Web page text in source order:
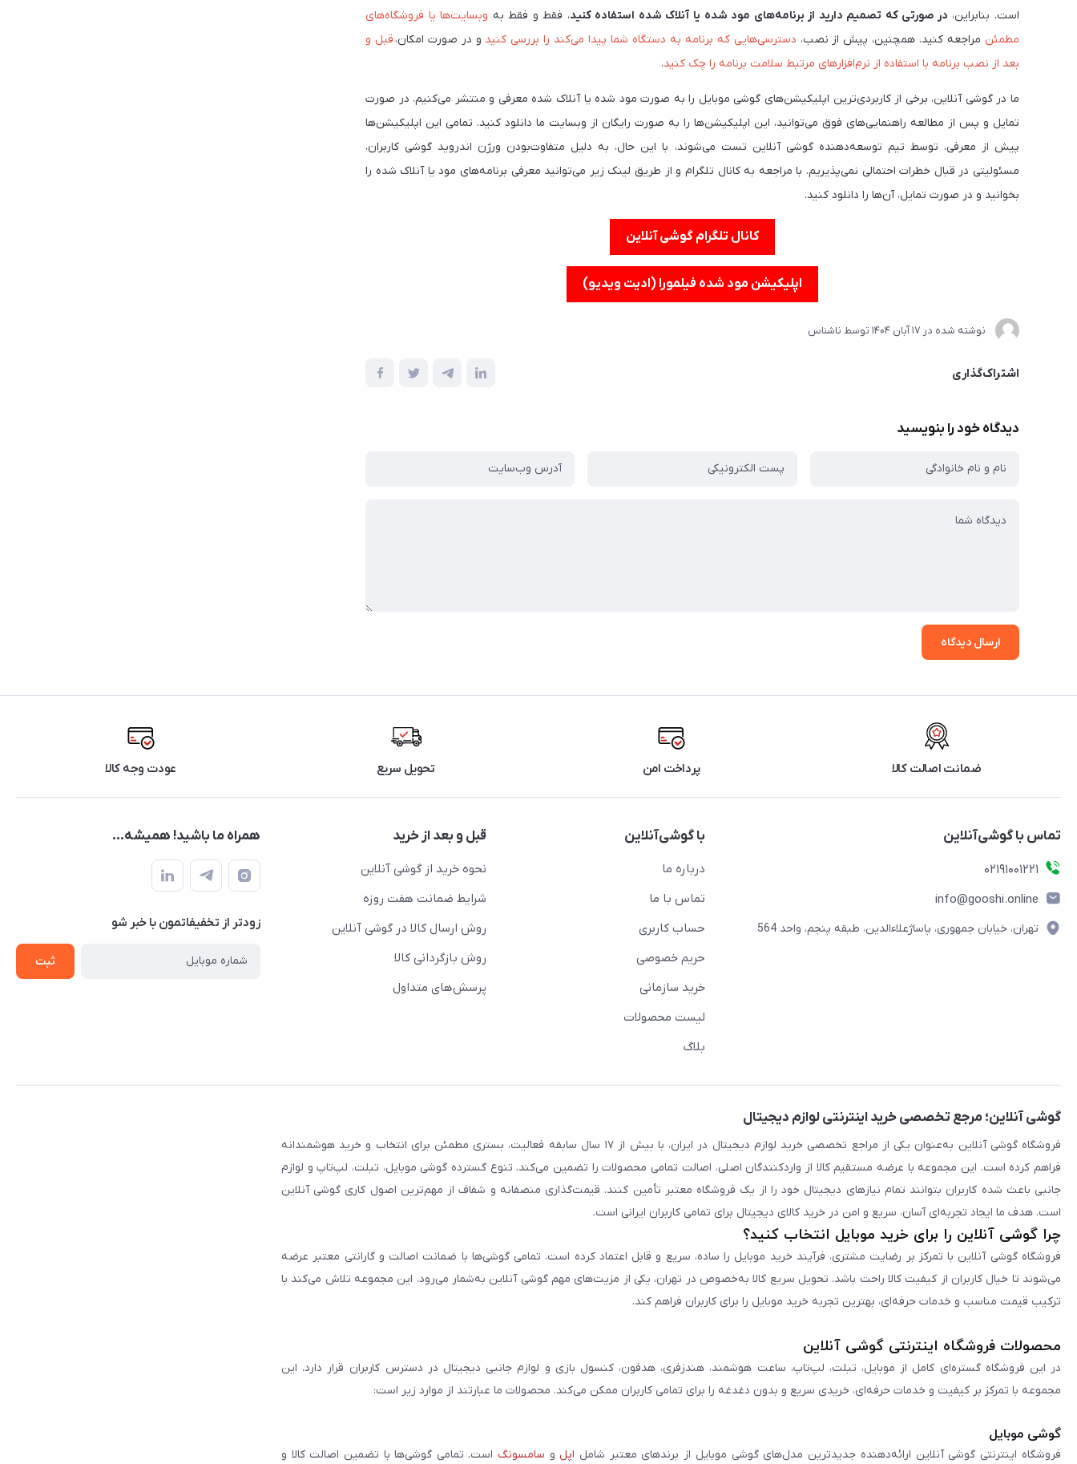
است. بنابراین، در صورتی که تصمیم دارید از برنامه‌های مود شده یا آنلاک شده استفاده کنید، فقط و فقط به وبسایت‌ها یا فروشگاه‌های
مطمئن مراجعه کنید. همچنین، پیش از نصب، دسترسی‌هایی که برنامه به دستگاه شما پیدا می‌کند را بررسی کنید و در صورت امکان، قبل و
بعد از نصب برنامه با استفاده از نرم‌افزارهای مرتبط سلامت برنامه را چک کنید.
ما در گوشی آنلاین، برخی از کاربردی‌ترین اپلیکیشن‌های گوشی موبایل را به صورت مود شده یا آنلاک شده معرفی و منتشر می‌کنیم. در صورت
تمایل و پس از مطالعه راهنمایی‌های فوق می‌توانید، این اپلیکیشن‌ها را به صورت رایگان از وبسایت ما دانلود کنید. تمامی این اپلیکیشن‌ها
پیش از معرفی، توسط تیم توسعه‌دهنده گوشی آنلاین تست می‌شوند، با این حال، به دلیل متفاوت‌بودن ورژن اندروید گوشی کاربران،
مسئولیتی در قبال خطرات احتمالی نمی‌پذیریم. با مراجعه به کانال تلگرام و از طریق لینک زیر می‌توانید معرفی برنامه‌های مود یا آنلاک شده را
بخوانید و در صورت تمایل، آن‌ها را دانلود کنید.
کانال تلگرام گوشی آنلاین
اپلیکیشن مود شده فیلمورا (ادیت ویدیو)
نوشته شده در 17 آبان 1404 توسط ناشناس
اشتراک‌گذاری
دیدگاه خود را بنویسید
ارسال دیدگاه
ضمانت اصالت کالا پرداخت امن تحویل سریع عودت وجه کالا
تماس با گوشی‌آنلاین
۰۲۱91001221
info@gooshi.online
تهران، خیابان جمهوری، پاساژعلاءالدین، طبقه پنجم، واحد 564
با گوشی‌آنلاین
درباره ما
تماس با ما
حساب کاربری
حریم خصوصی
خرید سازمانی
لیست محصولات
بلاگ
قبل و بعد از خرید
نحوه خرید از گوشی آنلاین
شرایط ضمانت هفت روزه
روش ارسال کالا در گوشی آنلاین
روش بازگردانی کالا
پرسش‌های متداول
همراه ما باشید! همیشه...
زودتر از تخفیفاتمون با خبر شو
ثبت
گوشی آنلاین؛ مرجع تخصصی خرید اینترنتی لوازم دیجیتال
فروشگاه گوشی آنلاین به‌عنوان یکی از مراجع تخصصی خرید لوازم دیجیتال در ایران، با بیش از ۱۷ سال سابقه فعالیت، بستری مطمئن برای انتخاب و خرید هوشمندانه
فراهم کرده است. این مجموعه با عرضه مستقیم کالا از واردکنندگان اصلی، اصالت تمامی محصولات را تضمین می‌کند. تنوع گسترده گوشی موبایل، تبلت، لپ‌تاپ و لوازم
جانبی باعث شده کاربران بتوانند تمام نیازهای دیجیتال خود را از یک فروشگاه معتبر تأمین کنند. قیمت‌گذاری منصفانه و شفاف از مهم‌ترین اصول کاری گوشی آنلاین
است. هدف ما ایجاد تجربه‌ای آسان، سریع و امن در خرید کالای دیجیتال برای تمامی کاربران ایرانی است.
چرا گوشی آنلاین را برای خرید موبایل انتخاب کنید؟
فروشگاه گوشی آنلاین با تمرکز بر رضایت مشتری، فرآیند خرید موبایل را ساده، سریع و قابل اعتماد کرده است. تمامی گوشی‌ها با ضمانت اصالت و گارانتی معتبر عرضه
می‌شوند تا خیال کاربران از کیفیت کالا راحت باشد. تحویل سریع کالا به‌خصوص در تهران، یکی از مزیت‌های مهم گوشی آنلاین به‌شمار می‌رود. این مجموعه تلاش می‌کند با
ترکیب قیمت مناسب و خدمات حرفه‌ای، بهترین تجربه خرید موبایل را برای کاربران فراهم کند.
محصولات فروشگاه اینترنتی گوشی آنلاین
در این فروشگاه گستره‌ای کامل از موبایل، تبلت، لپ‌تاپ، ساعت هوشمند، هندزفری، هدفون، کنسول بازی و لوازم جانبی دیجیتال در دسترس کاربران قرار دارد. این
مجموعه با تمرکز بر کیفیت و خدمات حرفه‌ای، خریدی سریع و بدون دغدغه را برای تمامی کاربران ممکن می‌کند. محصولات ما عبارتند از موارد زیر است:
گوشی موبایل
فروشگاه اینترنتی گوشی آنلاین ارائه‌دهنده جدیدترین مدل‌های گوشی موبایل از برندهای معتبر شامل اپل و سامسونگ است. تمامی گوشی‌ها با تضمین اصالت کالا و